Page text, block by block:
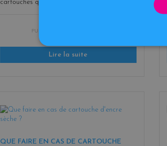
cartouches que l [...]
PUBLIÉ LE :
Lire la suite
QUE FAIRE EN CAS DE CARTOUCHE